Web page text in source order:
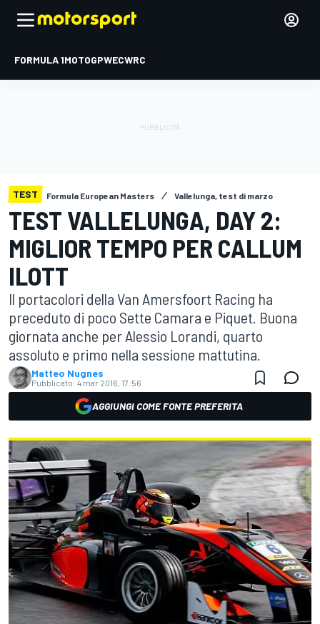
FORMULA 1MOTOGPWECWRC
TEST Formula European Masters Vallelunga, test di marzo
TEST VALLELUNGA, DAY 2:
MIGLIOR TEMPO PER CALLUM
ILOTT
Il portacolori della Van Amersfoort Racing ha
preceduto di poco Sette Camara e Piquet. Buona
giornata anche per Alessio Lorandi, quarto
assoluto e primo nella sessione mattutina.
Matteo Nugnes
Pubblicato: 4 mar 2016, 17:56
AGGIUNGI COME FONTE PREFERITA